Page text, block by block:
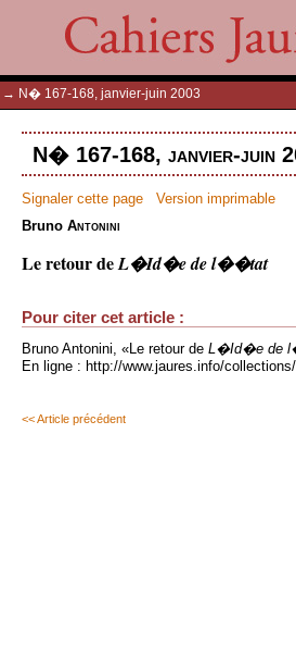
→ N� 167-168, janvier-juin 2003
N� 167-168, janvier-juin
Signaler cette page
Version imprimable
Bruno Antonini
Le retour deL�Id�e de l��tat
Pour citer cet article :
Bruno Antonini, «Le retour de L�Id�e de
En ligne : http://www.jaures.info/
<< Article précédent